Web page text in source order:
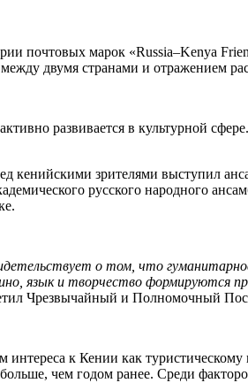
почтовых марок «Russia–Kenya
двумя странами и отражением
развивается в культурной
кенийскими зрителями выступил
русского народного
о том, что
язык и творчество формируются
Чрезвычайный и Полномочный
интереса к Кении как
чем годом ранее. Среди